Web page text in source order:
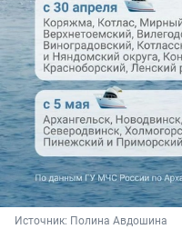
Источник: Полина Авдошина